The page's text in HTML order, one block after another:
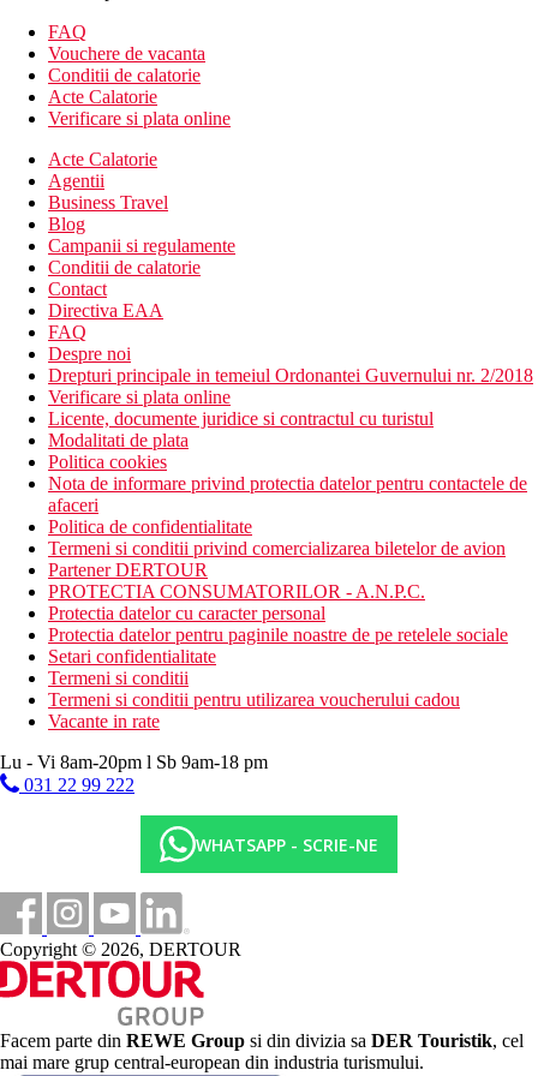
internet cafe (contra cost)
centru comercial
centru de jocuri
cinema
sali de conferinte
3 piscine (sezlonguri, umbrele si prosoape gratuite)
2 piscine pentru copii
tobogane si tobogane cu apa
baie turceasca si sauna
mini club (pentru copii 4-12 ani)
club de juniori (13-16 ani)
Descrierea camerei
Camera dubla, Economy
aer conditionat controlat central
telefon
TV LED cu receptie prin satelit
Wi-Fi (gratuit)
seif (gratuit)
minibar (gratuit, completat zilnic cu bauturi racoritoare si
bere)
set pentru prepararea ceaiului si cafelei
baie/toaleta (uscator de par)
halat de baie
Alte tipuri de camere(daca nu se specifica altfel, camerele au
facilitatile de mai sus)
Camera dubla, Economy, Balcon: in cladirea anexa,
balcon
Camera dubla: mai spatioasa, situata in cladirea principala,
Camera dubla, vedere laterala la mare: in cladirea
principala, balcon
Camera dubla, vedere la piscina: in cladirea principala,
balcon
Camera de familie, spatioasa: in cladirea principala,
balcon, camera spatioasa cu pat supraetajat
Camera de familie, 2 dormitoare: in cladirea principala,
balcon, 2 dormitoare separate prin usa
Camera de familie, 2 dormitoare, vedere la mare: in
cladirea principala, balcon, 2 dormitoare separate prin usi,
vedere la mare
Camera de familie, interconectata, Deluxe, vedere la
piscina: in anexele din gradina, vedere la piscina, balcon,
FAQ
Vouchere de vacanta
Conditii de calatorie
Acte Calatorie
Verificare si plata online
Acte Calatorie
Agentii
Business Travel
Blog
Campanii si regulamente
Conditii de calatorie
Contact
Directiva EAA
FAQ
Despre noi
Drepturi principale in temeiul Ordonantei Guvernului nr. 2/2018
Verificare si plata online
Licente, documente juridice si contractul cu turistul
Modalitati de plata
Politica cookies
Nota de informare privind protectia datelor pentru contactele de
afaceri
Politica de confidentialitate
Termeni si conditii privind comercializarea biletelor de avion
Partener DERTOUR
PROTECTIA CONSUMATORILOR - A.N.P.C.
Protectia datelor cu caracter personal
Protectia datelor pentru paginile noastre de pe retelele sociale
Setari confidentialitate
Termeni si conditii
Termeni si conditii pentru utilizarea voucherului cadou
Vacante in rate
Lu - Vi 8am-20pm l Sb 9am-18 pm
031 22 99 222
WHATSAPP - SCRIE-NE
Copyright © 2026, DERTOUR
Facem parte din REWE Group si din divizia sa DER Touristik, cel
mai mare grup central-european din industria turismului.